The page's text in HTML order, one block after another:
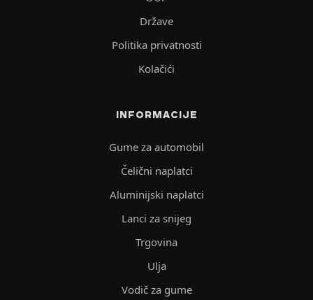
Države
Politika privatnosti
Kolačići
INFORMACIJE
Gume za automobil
Čelični naplatci
Aluminijski naplatci
Lanci za snijeg
Trgovina
Ulja
Vodič za gume